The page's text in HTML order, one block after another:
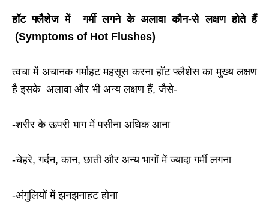
हॉट फ्लैशेज में गर्मी लगने के अलावा कौन-से लक्षण होते हैं
(Symptoms of Hot Flushes)
त्वचा में अचानक गर्माहट महसूस करना हॉट फ्लैशेस का मुख्य लक्षण
है इसके अलावा और भी अन्य लक्षण हैं, जैसे-
-शरीर के ऊपरी भाग में पसीना अधिक आना
-चेहरे, गर्दन, कान, छाती और अन्य भागों में ज्यादा गर्मी लगना
-अंगुलियों में झनझनाहट होना